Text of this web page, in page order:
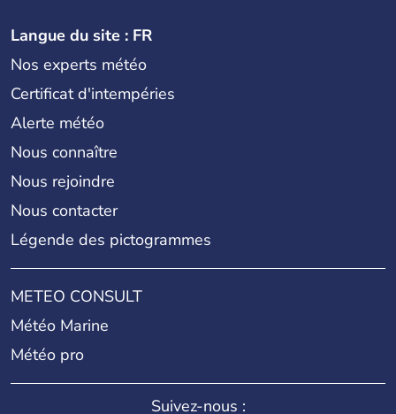
Langue du site : FR
Nos experts météo
Certificat d'intempéries
Alerte météo
Nous connaître
Nous rejoindre
Nous contacter
Légende des pictogrammes
METEO CONSULT
Météo Marine
Météo pro
Suivez-nous :